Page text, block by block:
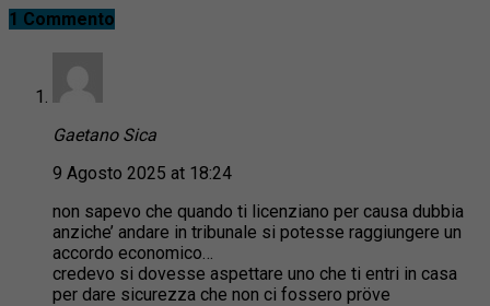
1 Commento
Gaetano Sica
9 Agosto 2025 at 18:24
non sapevo che quando ti licenziano per causa dubbia
anziche’ andare in tribunale si potesse raggiungere un
accordo economico…
credevo si dovesse aspettare uno che ti entri in casa
per dare sicurezza che non ci fossero pröve